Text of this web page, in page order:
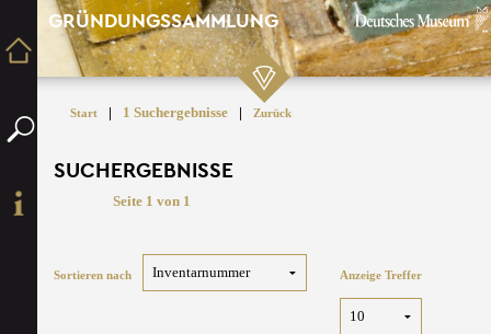
GRÜNDUNGSSAMMLUNG
Start | 1 Suchergebnisse | Zurück
SUCHERGEBNISSE
Seite 1 von 1
Sortieren nach Anzeige Treffer